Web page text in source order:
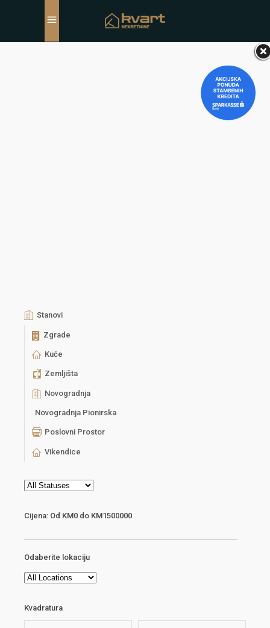
Stanovi
Zgrade
Kuće
Zemljišta
Novogradnja
Novogradnja Pionirska
Poslovni Prostor
Vikendice
Cijena: Od KM0 do KM1500000
Odaberite lokaciju
Kvadratura